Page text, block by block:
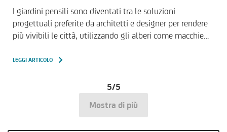
I giardini pensili sono diventati tra le soluzioni
progettuali preferite da architetti e designer per rendere
più vivibili le città, utilizzando gli alberi come macchie…
LEGGI ARTICOLO
5/5
Mostra di più